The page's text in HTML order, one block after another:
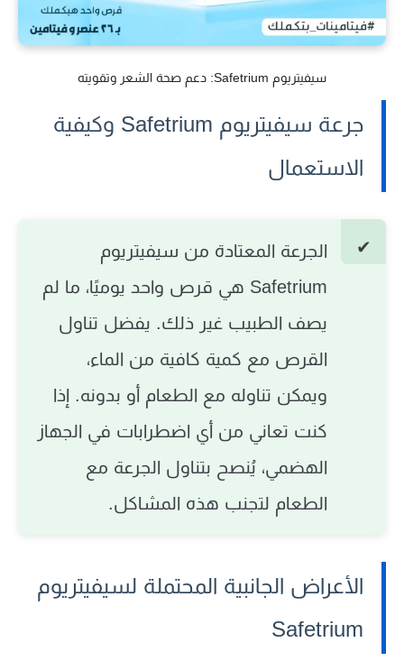
سيفيتريوم Safetrium: دعم صحة الشعر وتقويته
جرعة سيفيتريوم Safetrium وكيفية
الاستعمال
الجرعة المعتادة من سيفيتريوم
Safetrium هي قرص واحد يوميًا
، ما لم
يصف الطبيب غير ذلك. يفضل تناول
القرص مع كمية كافية من الماء،
ويمكن تناوله مع الطعام أو بدونه. إذا
كنت تعاني من أي اضطرابات في الجهاز
الهضمي، يُنصح بتناول الجرعة مع
الطعام لتجنب هذه المشاكل.
الأعراض الجانبية المحتملة لسيفيتريوم
Safetrium